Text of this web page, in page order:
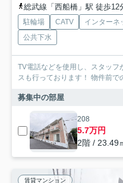
総武線「西船橋」駅 徒歩12
駐輪場 CATV インターネ
公共下水
TV電話などを使用し、スタッ
スも行っております！ 物件前で
募集中の部屋
208
5.7万円
2階 / 23.49
賃貸マンション